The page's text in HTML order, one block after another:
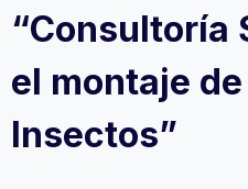
“Consultoría
el montaje
Insectos”